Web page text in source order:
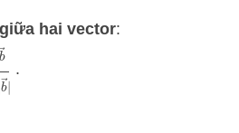
hai vector:
.